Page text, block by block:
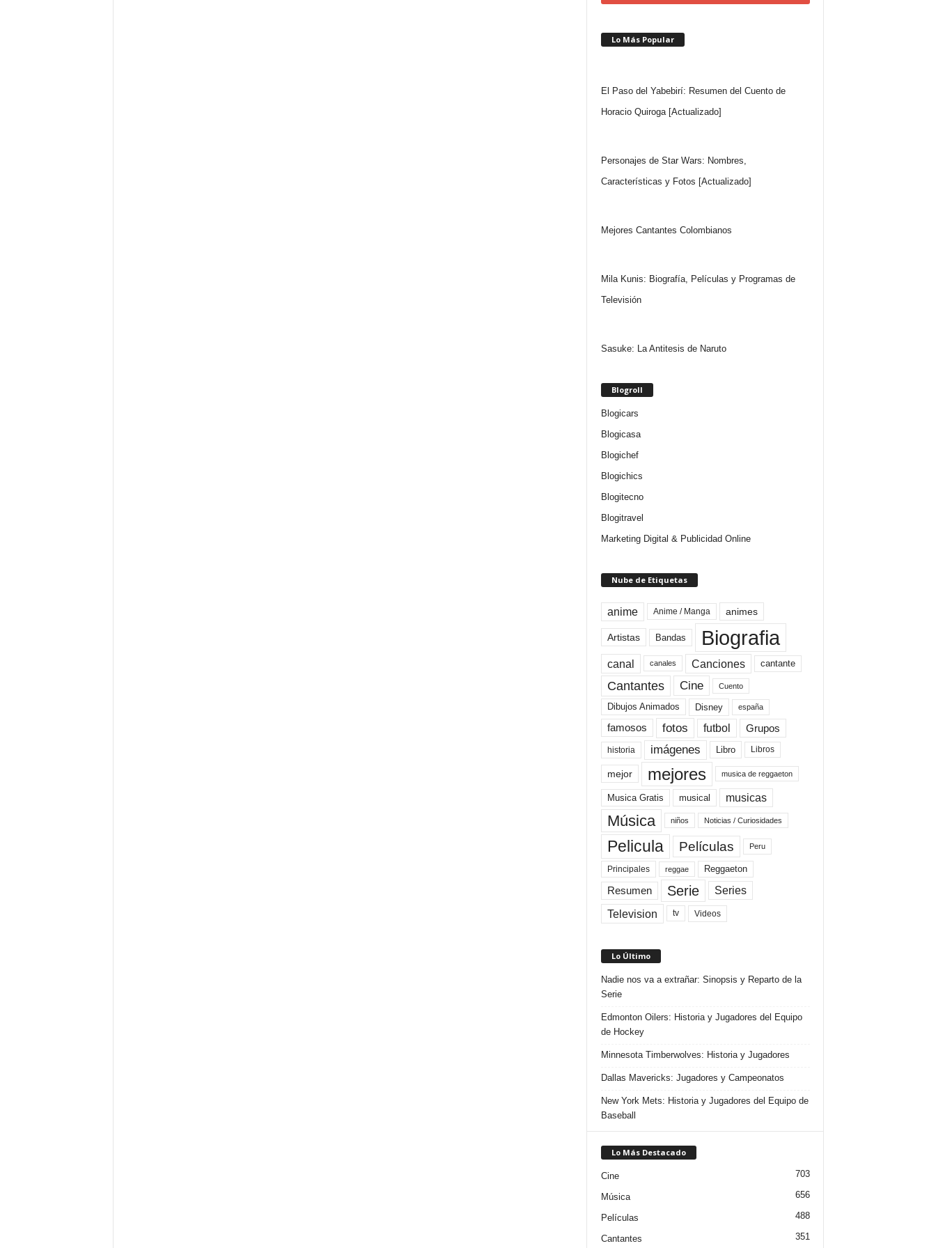
Lo Más Popular
El Paso del Yabebirí: Resumen del Cuento de
Horacio Quiroga [Actualizado]
Personajes de Star Wars: Nombres,
Características y Fotos [Actualizado]
Mejores Cantantes Colombianos
Mila Kunis: Biografía, Películas y Programas de
Televisión
Sasuke: La Antitesis de Naruto
Blogroll
Blogicars
Blogicasa
Blogichef
Blogichics
Blogitecno
Blogitravel
Marketing Digital & Publicidad Online
Nube de Etiquetas
anime Anime / Manga animes
Artistas Bandas Biografia
canal canales Canciones cantante
Cantantes Cine Cuento
Dibujos Animados Disney españa
famosos fotos futbol Grupos
historia imágenes Libro Libros
mejor mejores musica de reggaeton
Musica Gratis musical musicas
Música niños Noticias / Curiosidades
Pelicula Películas Peru
Principales reggae Reggaeton
Resumen Serie Series
Television tv Videos
Lo Último
Nadie nos va a extrañar: Sinopsis y Reparto de la
Serie
Edmonton Oilers: Historia y Jugadores del Equipo
de Hockey
Minnesota Timberwolves: Historia y Jugadores
Dallas Mavericks: Jugadores y Campeonatos
New York Mets: Historia y Jugadores del Equipo de
Baseball
Lo Más Destacado
Cine 703
Música 656
Películas 488
Cantantes 351